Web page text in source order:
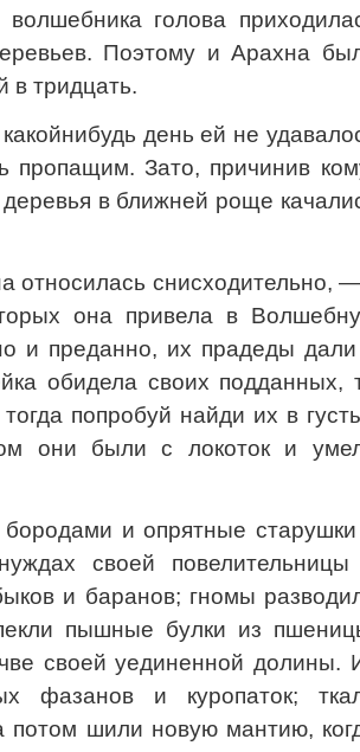
голова
Поэтому и Арахна
в тридцать.
день ей не
пропащим. Зато, причинив
деревья в ближней роще
относилась снисходительно,
она привела в
и преданно, их прадеды
обидела своих подданных,
попробуй найди их в
они были с локоток и
и опрятные
своей
и баранов; гномы
пышные булки из
своей уединенной долины.
фазанов и куропаток;
потом шили новую мантию,